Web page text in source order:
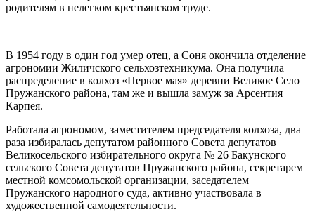
родителям в нелегком крестьянском труде.
В 1954 году в один год умер отец, а Соня окончила отделение
агрономии Жиличского сельхозтехникума. Она получила
распределение в колхоз «Первое мая» деревни Великое Село
Пружанского района, там же и вышла замуж за Арсентия
Карпея.
Работала агрономом, заместителем председателя колхоза, два
раза избиралась депутатом районного Совета депутатов
Великосельского избирательного округа № 26 Бакунского
сельского Совета депутатов Пружанского района, секретарем
местной комсомольской организации, заседателем
Пружанского народного суда, активно участвовала в
художественной самодеятельности.